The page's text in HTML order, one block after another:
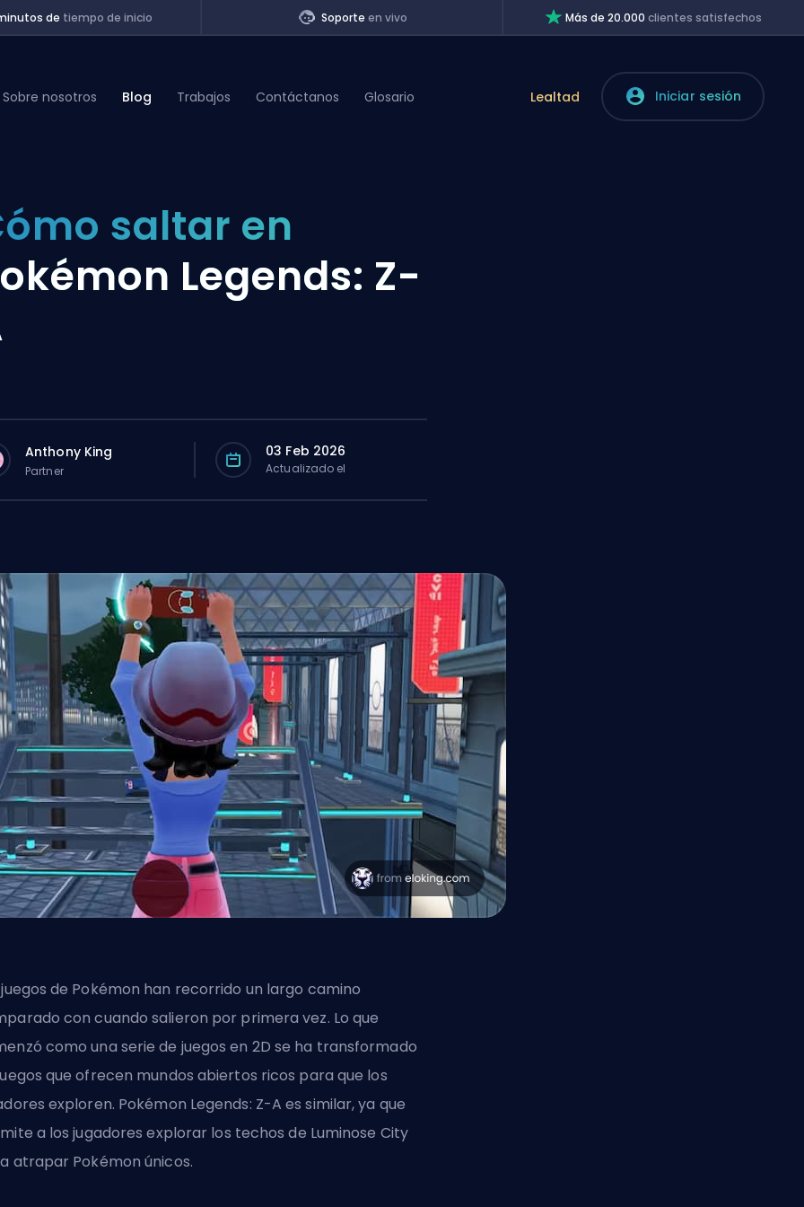
de tiempo de inicio Soporteen vivo Más de 20.000clientes satisfechos
Sobre nosotros Blog Trabajos Contáctanos Glosario Lealtad Iniciar sesión
saltar en
Legends: Z-
Anthony King
Partner
03 Feb 2026
Actualizado el
juegos de Pokémon han recorrido un largo camino
con cuando salieron por primera vez. Lo que
como una serie de juegos en 2D se ha transformado
que ofrecen mundos abiertos ricos para que los
exploren. Pokémon Legends: Z-A es similar, ya que
a los jugadores explorar los techos de Luminose City
atrapar Pokémon únicos.